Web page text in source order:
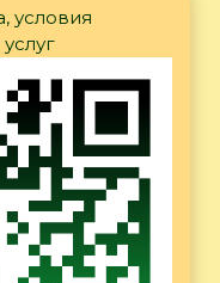
условия